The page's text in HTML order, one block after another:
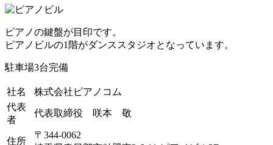
ピアノの鍵盤が目印です。
ピアノビルの1階がダンススタジオとなっています。
駐車場3台完備
社名
株式会社ピアノコム
代表
者
代表取締役 咲本 敬
住所
〒344-0062